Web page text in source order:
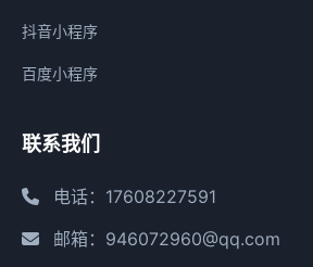
抖音小程序
百度小程序
联系我们
电话：17608227591
邮箱：946072960@qq.com